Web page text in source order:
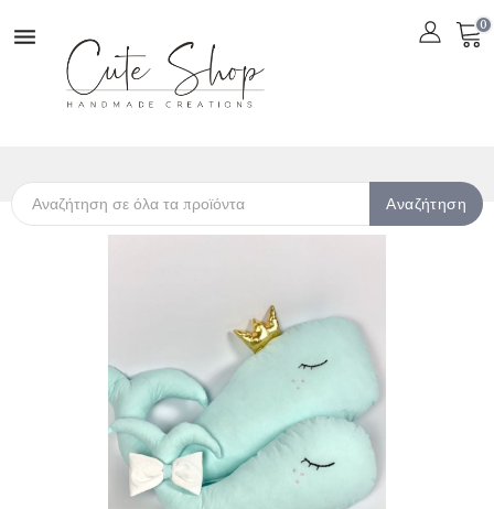
 0
Αναζήτηση